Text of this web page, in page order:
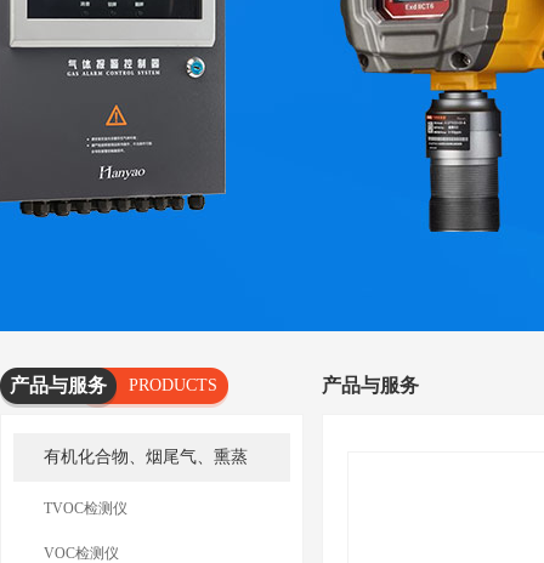
产品与服务
PRODUCTS
SERVICES
有机化合物、烟尾气、熏蒸
TVOC检测仪
VOC检测仪
产品与服务